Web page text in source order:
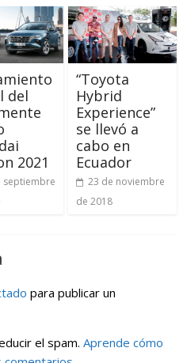
del
2021
septiembre
“Toyota
Hybrid
Experience”
se llevó a
cabo en
Ecuador
23 de noviembre
de 2018
para publicar un
el spam.Aprende cómo